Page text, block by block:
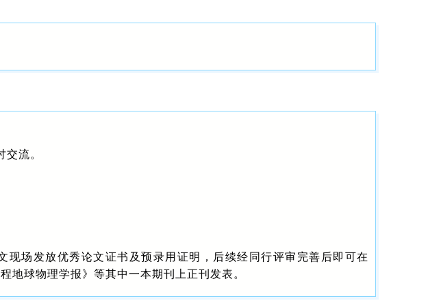
流。
场发放优秀论文证书及预录用证明，后续经同行评审完善后即可在
地球物理学报》等其中一本期刊上正刊发表。